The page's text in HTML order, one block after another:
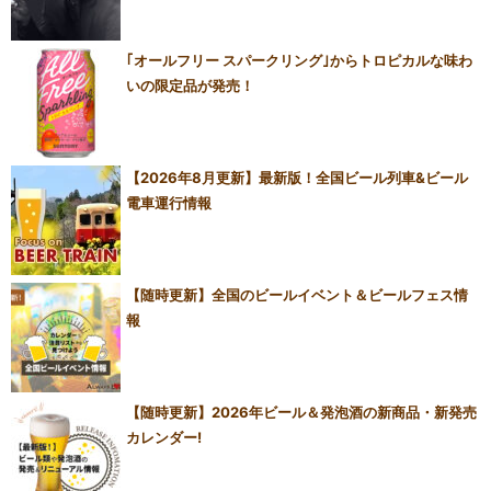
｢オールフリー スパークリング｣からトロピカルな味わ
いの限定品が発売！
【2026年8月更新】最新版！全国ビール列車&ビール
電車運行情報
【随時更新】全国のビールイベント＆ビールフェス情
報
【随時更新】2026年ビール＆発泡酒の新商品・新発売
カレンダー!